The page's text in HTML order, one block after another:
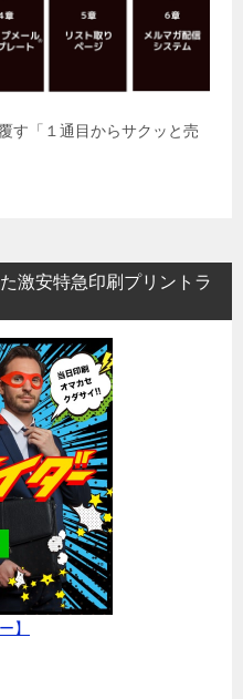
す「１通目からサクッと売
激安特急印刷プリントラ
】